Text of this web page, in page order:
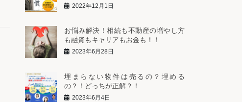
2022年12月1日
お悩み解決！相続も不動産の増やし方
も融資もキャリアもお金も！！
2023年6月28日
埋まらない物件は売るの？埋める
の？！どっちが正解？！
2023年6月4日